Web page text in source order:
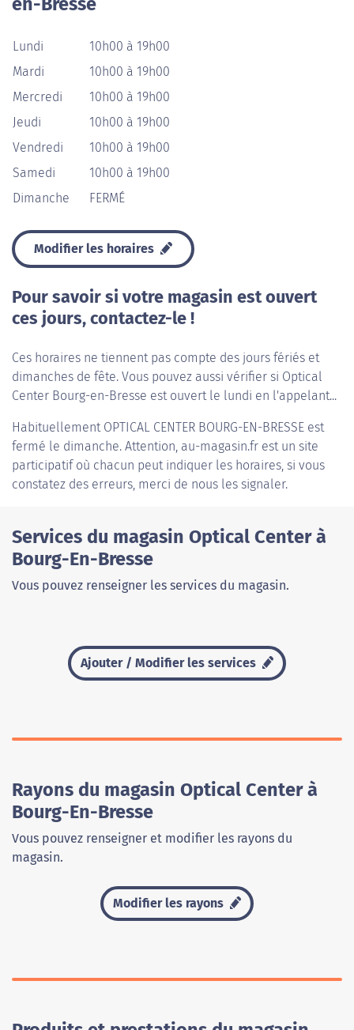
Lundi
10h00 à 19h00
Mardi
10h00 à 19h00
Mercredi
10h00 à 19h00
Jeudi
10h00 à 19h00
Vendredi
10h00 à 19h00
Samedi
10h00 à 19h00
Dimanche
FERMÉ
Modifier les horaires
Pour savoir si votre magasin est ouvert
ces jours, contactez-le !
Ces horaires ne tiennent pas compte des jours fériés et
dimanches de fête. Vous pouvez aussi vérifier si Optical
Center Bourg-en-Bresse est ouvert le lundi en l'appelant...
Habituellement OPTICAL CENTER BOURG-EN-BRESSE est
fermé le dimanche. Attention, au-magasin.fr est un site
participatif où chacun peut indiquer les horaires, si vous
constatez des erreurs, merci de nous les signaler.
Services du magasin Optical Center à
Bourg-En-Bresse
Vous pouvez renseigner les services du magasin.
Ajouter / Modifier les services
Rayons du magasin Optical Center à
Bourg-En-Bresse
Vous pouvez renseigner et modifier les rayons du
magasin.
Modifier les rayons